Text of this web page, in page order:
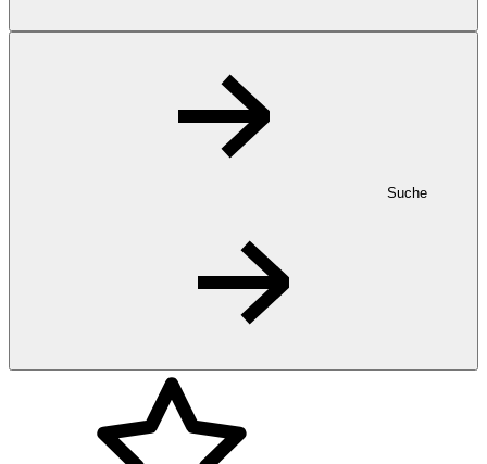
Suche